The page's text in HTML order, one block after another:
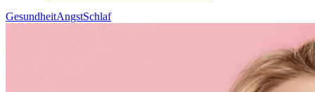
GesundheitAngstSchlaf